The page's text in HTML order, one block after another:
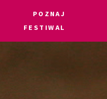
POZNAJ
FESTIWAL